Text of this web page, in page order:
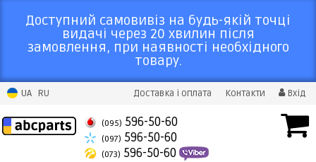
Доступний самовивіз на будь-якій точці
видачі через 20 хвилин після
замовлення, при наявності необхідного
товару.
UA RU Доставка і оплата Контакти Вхід
(095) 596-50-60
(097) 596-50-60
(073) 596-50-60